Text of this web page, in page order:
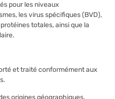
pour les niveaux
les virus spécifiques (BVD),
totales, ainsi que la
et traité conformément aux
origines géographiques.